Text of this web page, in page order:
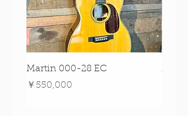
Martin 000-28 EC
価格
￥550,000